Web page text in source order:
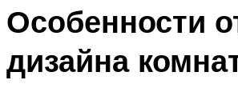
Особенности
дизайна